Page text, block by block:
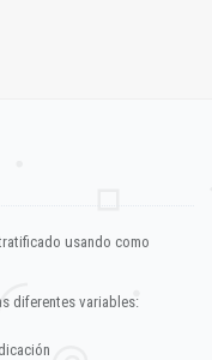
usando como
diferentes variables: